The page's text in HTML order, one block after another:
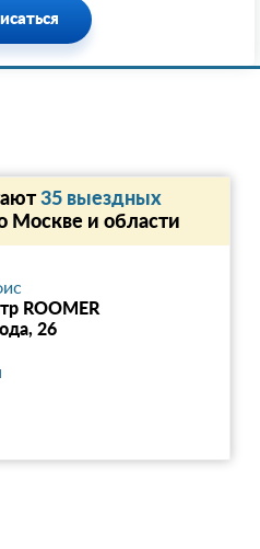
35 выездных
Москве и области
ROOMER
26